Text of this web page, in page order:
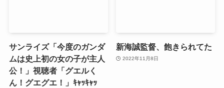
サンライズ「今度のガンダ
ムは史上初の女の子が主人
公！」視聴者「グエルく
ん！グエグエ！」ｷｬｯｷｬｯ
新海誠監督、飽きられてた
2022年11月8日